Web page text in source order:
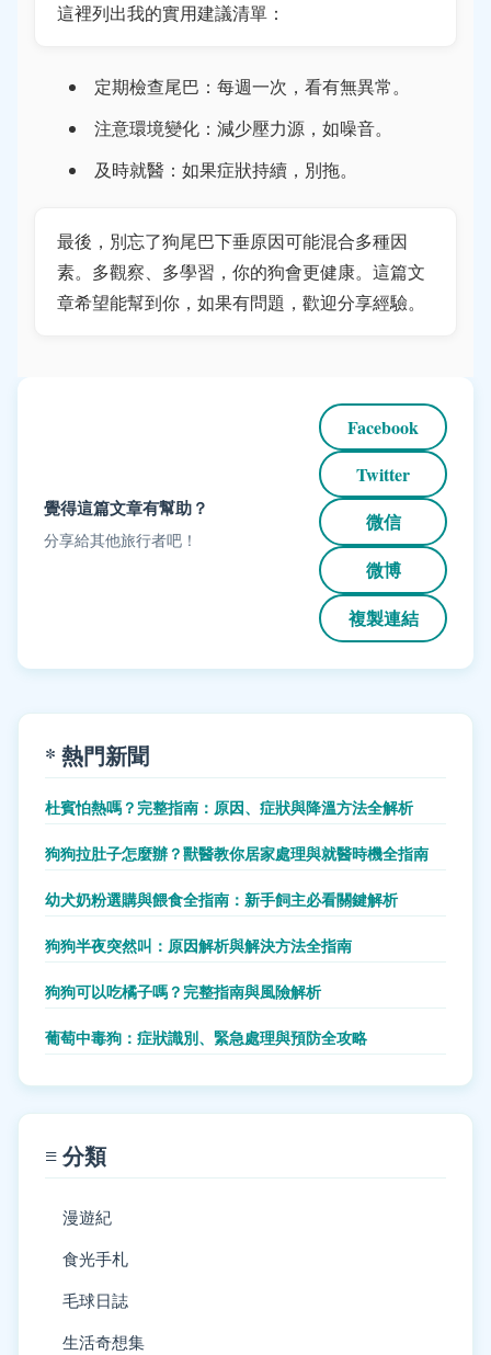
這裡列出我的實用建議清單：
定期檢查尾巴：每週一次，看有無異常。
注意環境變化：減少壓力源，如噪音。
及時就醫：如果症狀持續，別拖。
最後，別忘了狗尾巴下垂原因可能混合多種因
素。多觀察、多學習，你的狗會更健康。這篇文
章希望能幫到你，如果有問題，歡迎分享經驗。
覺得這篇文章有幫助？
分享給其他旅行者吧！
Facebook
Twitter
微信
微博
複製連結
* 熱門新聞
杜賓怕熱嗎？完整指南：原因、症狀與降溫方法全解析
狗狗拉肚子怎麼辦？獸醫教你居家處理與就醫時機全指南
幼犬奶粉選購與餵食全指南：新手飼主必看關鍵解析
狗狗半夜突然叫：原因解析與解決方法全指南
狗狗可以吃橘子嗎？完整指南與風險解析
葡萄中毒狗：症狀識別、緊急處理與預防全攻略
≡ 分類
漫遊紀
食光手札
毛球日誌
生活奇想集